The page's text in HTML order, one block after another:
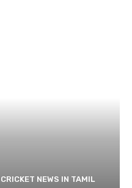
NEWS IN TAMIL